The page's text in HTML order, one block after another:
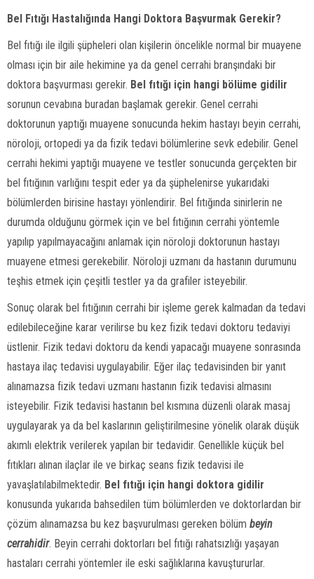
Bel Fıtığı Hastalığında Hangi Doktora Başvurmak Gerekir?
Bel fıtığı ile ilgili şüpheleri olan kişilerin öncelikle normal bir muayene
olması için bir aile hekimine ya da genel cerrahi branşındaki bir
doktora başvurması gerekir. Bel fıtığı için hangi bölüme gidilir
sorunun cevabına buradan başlamak gerekir. Genel cerrahi
doktorunun yaptığı muayene sonucunda hekim hastayı beyin cerrahi,
nöroloji, ortopedi ya da fizik tedavi bölümlerine sevk edebilir. Genel
cerrahi hekimi yaptığı muayene ve testler sonucunda gerçekten bir
bel fıtığının varlığını tespit eder ya da şüphelenirse yukarıdaki
bölümlerden birisine hastayı yönlendirir. Bel fıtığında sinirlerin ne
durumda olduğunu görmek için ve bel fıtığının cerrahi yöntemle
yapılıp yapılmayacağını anlamak için nöroloji doktorunun hastayı
muayene etmesi gerekebilir. Nöroloji uzmanı da hastanın durumunu
teşhis etmek için çeşitli testler ya da grafiler isteyebilir.
Sonuç olarak bel fıtığının cerrahi bir işleme gerek kalmadan da tedavi
edilebileceğine karar verilirse bu kez fizik tedavi doktoru tedaviyi
üstlenir. Fizik tedavi doktoru da kendi yapacağı muayene sonrasında
hastaya ilaç tedavisi uygulayabilir. Eğer ilaç tedavisinden bir yanıt
alınamazsa fizik tedavi uzmanı hastanın fizik tedavisi almasını
isteyebilir. Fizik tedavisi hastanın bel kısmına düzenli olarak masaj
uygulayarak ya da bel kaslarının geliştirilmesine yönelik olarak düşük
akımlı elektrik verilerek yapılan bir tedavidir. Genellikle küçük bel
fıtıkları alınan ilaçlar ile ve birkaç seans fizik tedavisi ile
yavaşlatılabilmektedir. Bel fıtığı için hangi doktora gidilir
konusunda yukarıda bahsedilen tüm bölümlerden ve doktorlardan bir
çözüm alınamazsa bu kez başvurulması gereken bölüm beyin
cerrahidir. Beyin cerrahi doktorları bel fıtığı rahatsızlığı yaşayan
hastaları cerrahi yöntemler ile eski sağlıklarına kavuştururlar.